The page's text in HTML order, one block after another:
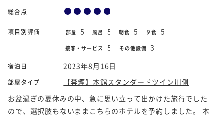
総合点
項目別評価 部屋 5 風呂 5 朝食 5 夕食 5
接客・サービス 5 その他設備 3
宿泊日 2023年8月16日
部屋タイプ
【禁煙】本館スタンダードツイン川側
お盆過ぎの夏休みの中、急に思い立って出かけた旅行でした
ので、選択肢もないままこちらのホテルを予約しました。 本